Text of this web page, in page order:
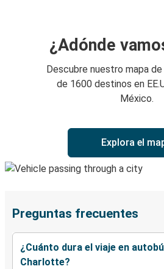
¿Adónde
Descubre nuestro mapa
de 1600 destinos en
México.
Explora el
Preguntas frecuentes
¿Cuánto dura el viaje en
Charlotte?